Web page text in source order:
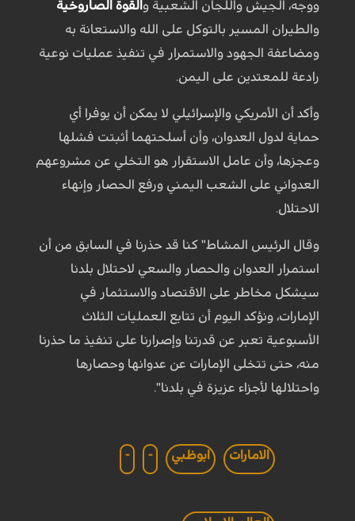
ووجه، الجيش واللجان الشعبية و القوة الصاروخية
والطيران المسير بالتوكل على الله والاستعانة به
ومضاعفة الجهود والاستمرار في تنفيذ عمليات نوعية
رادعة للمعتدين على اليمن.
وأكد أن الأمريكي والإسرائيلي لا يمكن أن يوفرا أي
حماية لدول العدوان، وأن أسلحتهما أثبتت فشلها
وعجزها، وأن عامل الاستقرار هو التخلي عن مشروعهم
العدواني على الشعب اليمني ورفع الحصار وإنهاء
الاحتلال.
وقال الرئيس المشاط" كنا قد حذرنا في السابق من أن
استمرار العدوان والحصار والسعي لاحتلال بلدنا
سيشكل مخاطر على الاقتصاد والاستثمار في
الإمارات، ونؤكد اليوم أن تتابع العمليات الثلاث
الأسبوعية تعبر عن قدرتنا وإصرارنا على تنفيذ ما حذرنا
منه، حتى تتخلى الإمارات عن عدوانها وحصارها
واحتلالها لأجزاء عزيزة في بلدنا".
الامارات ابوظبي -
-